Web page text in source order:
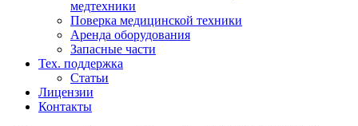
медтехники
Поверка медицинской техники
Аренда оборудования
Запасные части
Тех. поддержка
Статьи
Лицензии
Контакты